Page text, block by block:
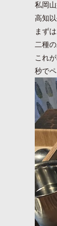
私岡
高知
まず
二種
これ
秒で